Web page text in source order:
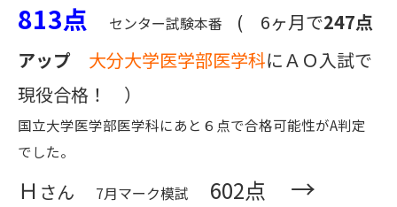
813点
センター試験本番 ( 6ヶ月で247点
アップ
大分大学医学部医学科にＡＯ入試で
現役合格！ ）
国立大学医学部医学科にあと６点で合格可能性がA判定
でした。
Ｈ さん 7月マーク模試 602点
→